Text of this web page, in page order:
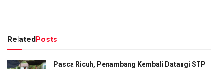
Related Posts
Pasca Ricuh, Penambang Kembali Datangi STP